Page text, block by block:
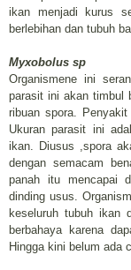
ikan menjadi kurus
berlebihan dan tubuh
Myxobolus sp
Organismene ini
parasit ini akan timbul
ribuan spora.
Ukuran parasit ini
ikan. Diusus ,spora
dengan semacam
panah itu mencapai
dinding usus.
keseluruh tubuh ikan
berbahaya karena
Hingga kini belum ada